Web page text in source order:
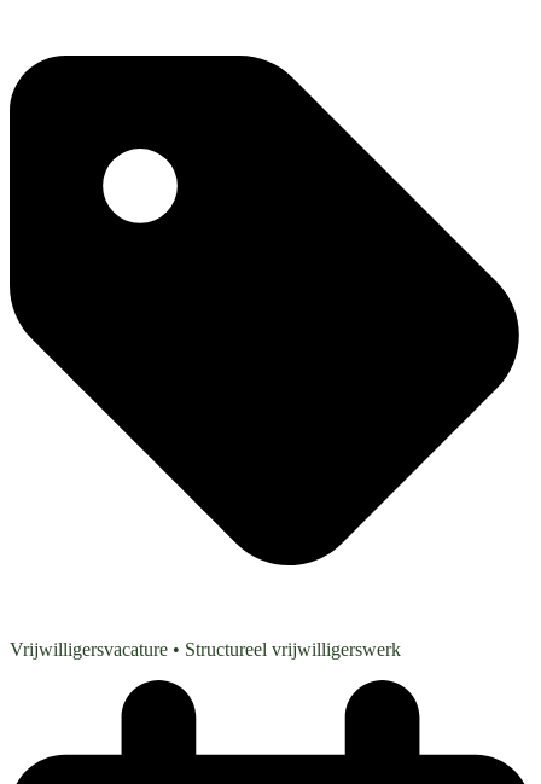
Vrijwilligersvacature • Structureel vrijwilligerswerk